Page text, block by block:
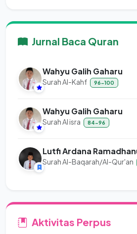
Jurnal Baca Quran
Wahyu Galih Gaharu
Surah Al-Kahf 96-100
Wahyu Galih Gaharu
Surah Al isra 84-96
Lutfi Ardana
Surah Al-Baqarah/Al-Qur'an
Aktivitas Perpus